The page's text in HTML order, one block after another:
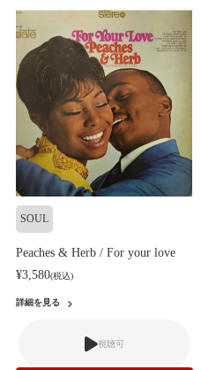
SOUL
Peaches & Herb / For your love
¥3,580(税込)
詳細を見る
視聴可